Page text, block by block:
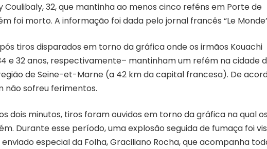
Coulibaly, 32, que mantinha ao menos cinco reféns em Porte de
foi morto. A informação foi dada pelo jornal francês “Le
tiros disparados em torno da gráfica onde os irmãos Kouachi
e 32 anos, respectivamente– mantinham um refém na cidade
de Seine-et-Marne (a 42 km da capital francesa). De
não sofreu ferimentos.
dois minutos, tiros foram ouvidos em torno da gráfica na qual
Durante esse período, uma explosão seguida de fumaça foi
especial da Folha, Graciliano Rocha, que acompanha